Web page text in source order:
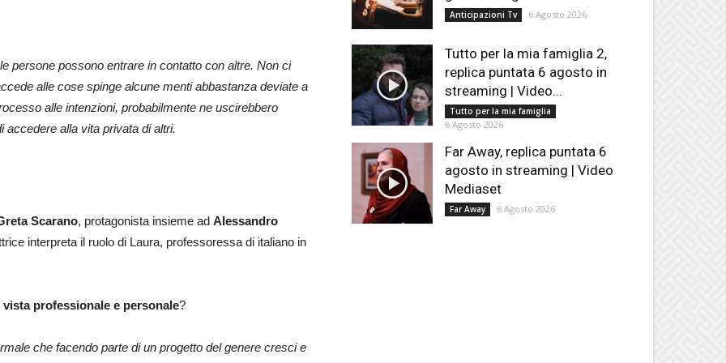
persone possono entrare in contatto con altre. Non ci
alle cose spinge alcune menti abbastanza deviate a
alle intenzioni, probabilmente ne uscirebbero
accedere alla vita privata di altri.
Scarano, protagonista insieme ad Alessandro
interpreta il ruolo di Laura, professoressa di italiano in
professionale e personale?
che facendo parte di un progetto del genere cresci e
Anticipazioni Tv 6 Agosto 2026
Tutto per la mia famiglia 2,
replica puntata 6 agosto in
streaming | Video...
Tutto per la mia famiglia
6 Agosto 2026
Far Away, replica puntata 6
agosto in streaming | Video
Mediaset
Far Away 6 Agosto 2026